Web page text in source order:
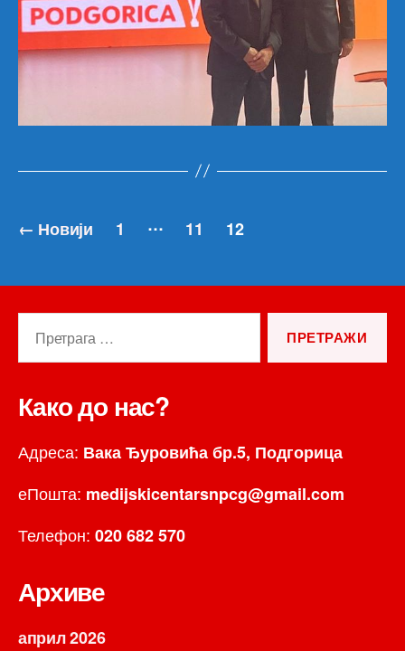
Кретање
← Новији 1 … 11 12
Како до нас?
Адреса: Вака Ђуровића бр.5, Подгорица
еПошта: medijskicentarsnpcg@gmail.com
Телефон: 020 682 570
Архиве
април 2026